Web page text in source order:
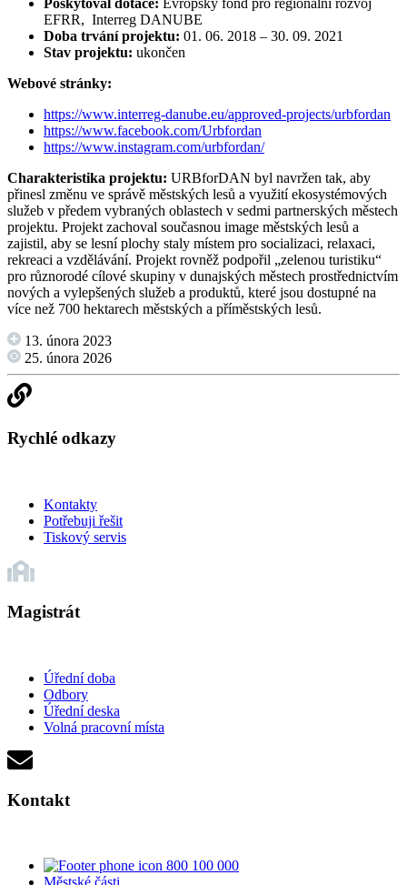
Poskytoval dotace: Evropský fond pro regionální rozvoj
EFRR, Interreg DANUBE
Doba trvání projektu: 01. 06. 2018 – 30. 09. 2021
Stav projektu: ukončen
Webové stránky:
https://www.interreg-danube.eu/approved-projects/urbfordan
https://www.facebook.com/Urbfordan
https://www.instagram.com/urbfordan/
Charakteristika projektu: URBforDAN byl navržen tak, aby
přinesl změnu ve správě městských lesů a využití ekosystémových
služeb v předem vybraných oblastech v sedmi partnerských městech
projektu. Projekt zachoval současnou image městských lesů a
zajistil, aby se lesní plochy staly místem pro socializaci, relaxaci,
rekreaci a vzdělávání. Projekt rovněž podpořil „zelenou turistiku“
pro různorodé cílové skupiny v dunajských městech prostřednictvím
nových a vylepšených služeb a produktů, které jsou dostupné na
více než 700 hektarech městských a příměstských lesů.
13. února 2023
25. února 2026
Rychlé odkazy
Kontakty
Potřebuji řešit
Tiskový servis
Magistrát
Úřední doba
Odbory
Úřední deska
Volná pracovní místa
Kontakt
800 100 000